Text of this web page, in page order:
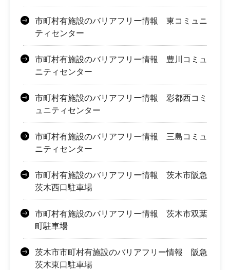
市町村有施設のバリアフリー情報 東コミュニ
ティセンター
市町村有施設のバリアフリー情報 豊川コミュ
ニティセンター
市町村有施設のバリアフリー情報 彩都西コミ
ュニティセンター
市町村有施設のバリアフリー情報 三島コミュ
ニティセンター
市町村有施設のバリアフリー情報 茨木市阪急
茨木西口駐車場
市町村有施設のバリアフリー情報 茨木市双葉
町駐車場
茨木市市町村有施設のバリアフリー情報 阪急
茨木東口駐車場